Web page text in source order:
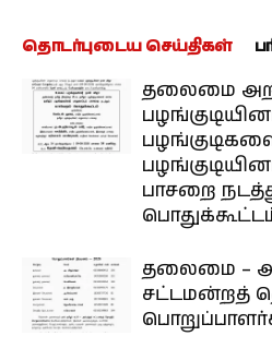
தொடர்புடைய செய்திகள்
தலைமை
பாசறை
தலைமை –
சட்டமன்றத்